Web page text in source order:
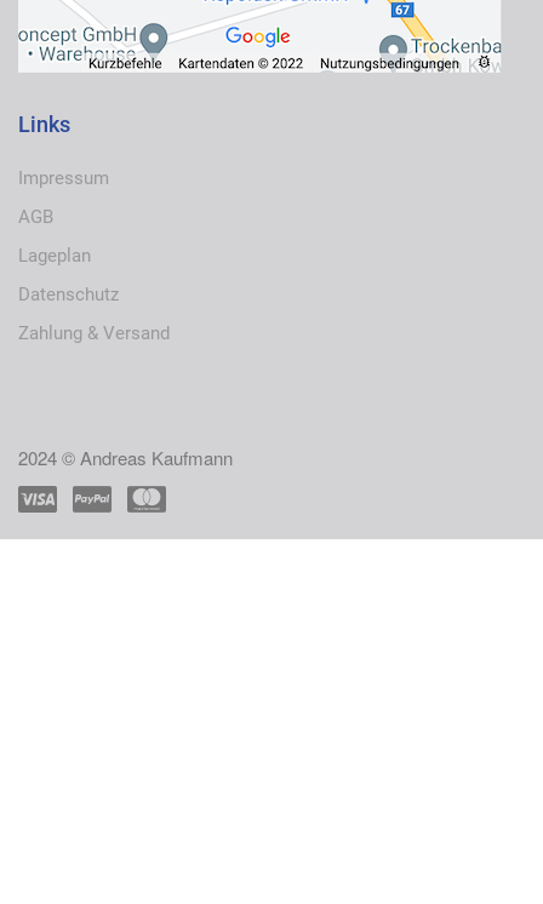
Links
Impressum
AGB
Lageplan
Datenschutz
Zahlung & Versand
2024 © Andreas Kaufmann